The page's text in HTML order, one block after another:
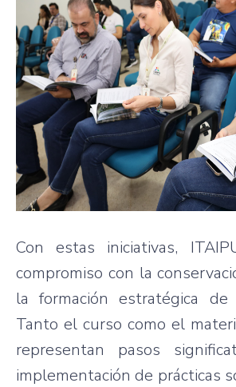
Con estas iniciativas,
compromiso con la
la formación estratégica de
Tanto el curso como el
representan pasos
implementación de prácticas